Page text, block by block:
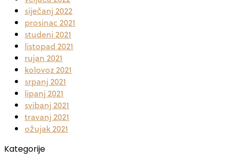
siječanj 2022
prosinac 2021
studeni 2021
listopad 2021
rujan 2021
kolovoz 2021
srpanj 2021
lipanj 2021
svibanj 2021
travanj 2021
ožujak 2021
Kategorije